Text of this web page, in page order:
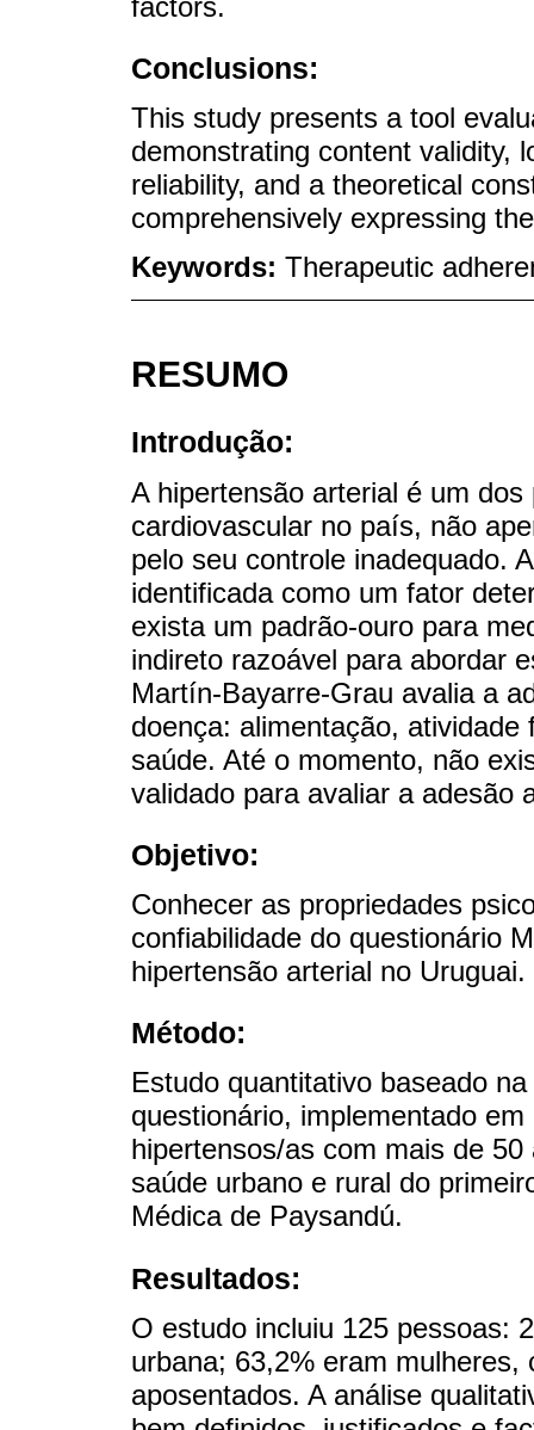
Conclusions:
This study presents a tool
demonstrating content validity,
reliability, and a theoretical
comprehensively expressing
Keywords: Therapeutic
RESUMO
Introdução:
A hipertensão arterial é um
cardiovascular no país, não
pelo seu controle inadequado.
identificada como um fator
exista um padrão-ouro para
indireto razoável para abordar
Martín-Bayarre-Grau avalia a
doença: alimentação,
saúde. Até o momento, não
validado para avaliar a adesão
Objetivo:
Conhecer as propriedades
confiabilidade do questionário
hipertensão arterial no Uruguai.
Método:
Estudo quantitativo baseado
questionário, implementado
hipertensos/as com mais de
saúde urbano e rural do
Médica de Paysandú.
Resultados:
O estudo incluiu 125 pessoas:
urbana; 63,2% eram
aposentados. A análise